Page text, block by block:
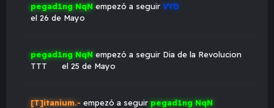
pegad1ng NqN empezó a seguir VYD
el 26 de Mayo
pegad1ng NqN empezó a seguir Dia de la Revolucion
TTT
el 25 de Mayo
[T]itanium.- empezó a seguirpegad1ng NqN